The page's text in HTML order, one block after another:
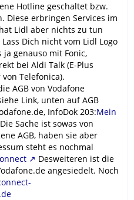
Hotline geschaltet bzw.
Diese erbringen Services im
Lidl aber nichts zu tun
Dich nicht vom Lidl Logo
genauso mit Fonic,
bei Aldi Talk (E-Plus
von Telefonica).
AGB von Vodafone
Link, unten auf AGB
InfoDok 203:Mein
Die Sache ist sowas von
AGB, haben sie aber
steht es nochmal
Desweiteren ist die
angesiedelt. Noch